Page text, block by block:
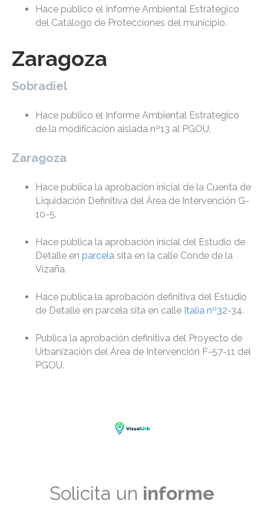
Hace público el Informe Ambiental Estratégico
del Catálogo de Protecciones del municipio.
Zaragoza
Sobradiel
Hace público el Informe Ambiental Estratégico
de la modificación aislada nº13 al PGOU.
Zaragoza
Hace pública la aprobación inicial de la Cuenta de
Liquidación Definitiva del Área de Intervención G-
10-5.
Hace pública la aprobación inicial del Estudio de
Detalle en parcela sita en la calle Conde de la
Vizaña.
Hace pública la aprobación definitiva del Estudio
de Detalle en parcela sita en calle Italia nº32-34.
Publica la aprobación definitiva del Proyecto de
Urbanización del Área de Intervención F-57-11 del
PGOU.
Solicita un informe